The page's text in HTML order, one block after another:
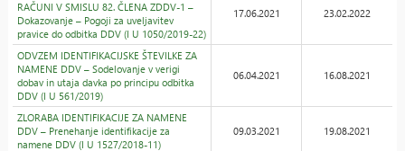
RAČUNI V SMISLU 82. ČLENA ZDDV-1 –
Dokazovanje – Pogoji za uveljavitev
pravice do odbitka DDV (I U 1050/2019-22)
17.06.2021 23.02.2022
ODVZEM IDENTIFIKACIJSKE ŠTEVILKE ZA
NAMENE DDV – Sodelovanje v verigi
dobav in utaja davka po principu odbitka
DDV (I U 561/2019)
06.04.2021 16.08.2021
ZLORABA IDENTIFIKACIJE ZA NAMENE
DDV – Prenehanje identifikacije za
namene DDV (I U 1527/2018-11)
09.03.2021 19.08.2021